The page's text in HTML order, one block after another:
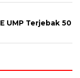
UMP Terjebak 50